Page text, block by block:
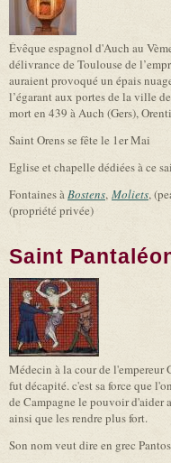
Évêque espagnol d'Auch au
délivrance de Toulouse de
auraient provoqué un épais
l’égarant aux portes de la ville
mort en 439 à Auch (Gers),
Saint Orens se fête le 1er Mai
Eglise et chapelle dédiées à ce
Fontaines àBostens, Moliets,
(propriété privée)
Saint
Médecin à la cour de
fut décapité. c'est sa force que
de Campagne le pouvoir d'aider
ainsi que les rendre plus fort.
Son nom veut dire en grec